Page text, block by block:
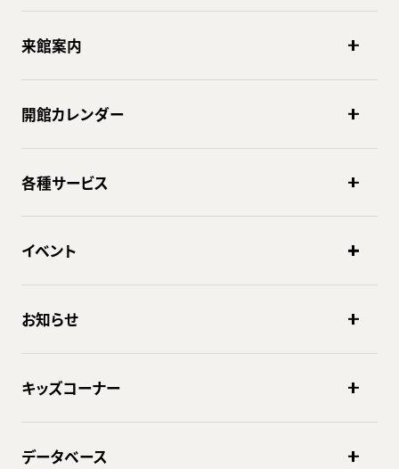
来館案内
開館カレンダー
各種サービス
イベント
お知らせ
キッズコーナー
データベース